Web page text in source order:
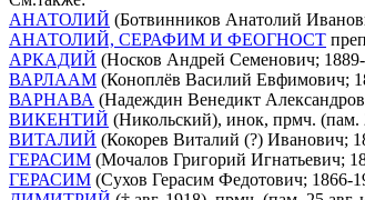
АНАТОЛИЙ (Ботвинников Анатолий
АНАТОЛИЙ, СЕРАФИМ И ФЕОГНОСТ
АРКАДИЙ (Носков Андрей Семенович;
ВАРЛААМ (Коноплёв Василий Евфимович;
ВАРНАВА (Надеждин Венедикт
ВИКЕНТИЙ (Никольский), инок, прмч. (пам.
ВИТАЛИЙ (Кокорев Виталий (?) Иванович;
ГЕРАСИМ (Мочалов Григорий Игнатьевич;
ГЕРАСИМ (Сухов Герасим Федотович; 1866-